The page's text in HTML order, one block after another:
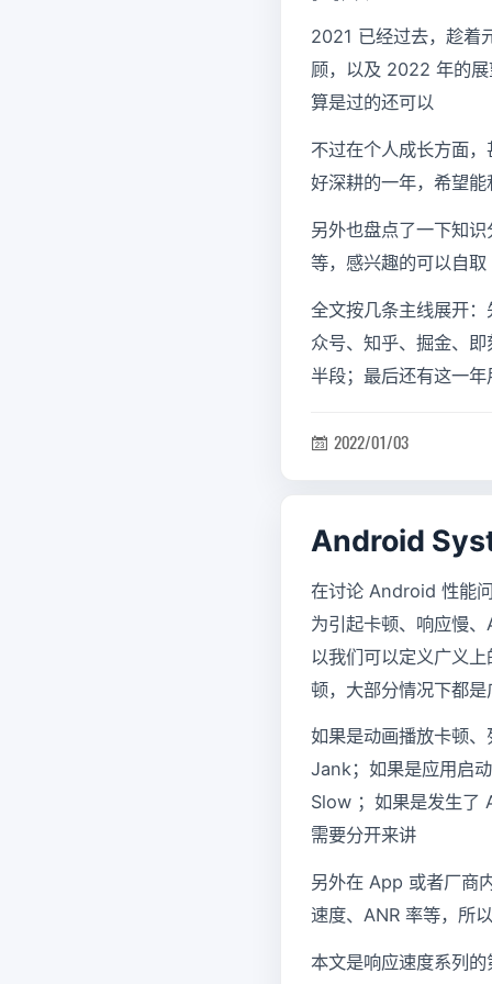
2021 已经过去，趁着
顾，以及 2022 年的
算是过的还可以
不过在个人成长方面
好深耕的一年，希望
另外也盘点了一下知
等，感兴趣的可以自取
全文按几条主线展开
众号、知乎、掘金、
半段；最后还有这一
 2022/01/03
Android
在讨论 Android 性能
为引起卡顿、响应慢
以我们可以定义广义
顿，大部分情况下都
如果是动画播放卡顿
Jank；如果是应用启
Slow ；如果是发生了
需要分开来讲
另外在 App 或者厂商
速度、ANR 率等，所
本文是响应速度系列